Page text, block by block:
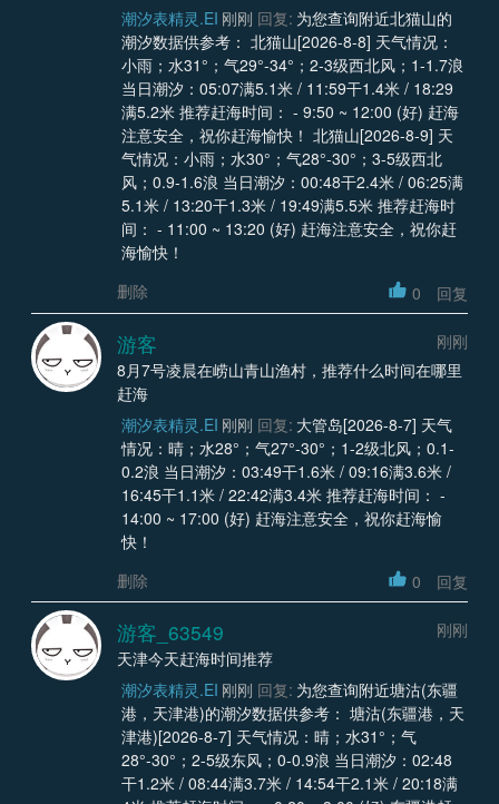
潮汐表精灵.EI 刚刚 回复: 为您查询附近北猫山的
潮汐数据供参考： 北猫山[2026-8-8] 天气情况：
小雨；水31°；气29°-34°；2-3级西北风；1-1.7浪
当日潮汐：05:07满5.1米 / 11:59干1.4米 / 18:29
满5.2米 推荐赶海时间： - 9:50 ~ 12:00 (好) 赶海
注意安全，祝你赶海愉快！ 北猫山[2026-8-9] 天
气情况：小雨；水30°；气28°-30°；3-5级西北
风；0.9-1.6浪 当日潮汐：00:48干2.4米 / 06:25满
5.1米 / 13:20干1.3米 / 19:49满5.5米 推荐赶海时
间： - 11:00 ~ 13:20 (好) 赶海注意安全，祝你赶
海愉快！
删除
0 回复
游客
刚刚
8月7号凌晨在崂山青山渔村，推荐什么时间在哪里
赶海
潮汐表精灵.EI 刚刚 回复: 大管岛[2026-8-7] 天气
情况：晴；水28°；气27°-30°；1-2级北风；0.1-
0.2浪 当日潮汐：03:49干1.6米 / 09:16满3.6米 /
16:45干1.1米 / 22:42满3.4米 推荐赶海时间： -
14:00 ~ 17:00 (好) 赶海注意安全，祝你赶海愉
快！
删除
0 回复
游客_63549
刚刚
天津今天赶海时间推荐
潮汐表精灵.EI 刚刚 回复: 为您查询附近塘沽(东疆
港，天津港)的潮汐数据供参考： 塘沽(东疆港，天
津港)[2026-8-7] 天气情况：晴；水31°；气
28°-30°；2-5级东风；0-0.9浪 当日潮汐：02:48
干1.2米 / 08:44满3.7米 / 14:54干2.1米 / 20:18满